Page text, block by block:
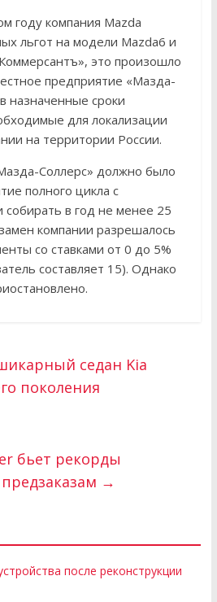
году компания Mazda
льгот на модели Mazda6 и
это произошло
предприятие «Мазда-
назначенные сроки
для локализации
на территории России.
Соллерс» должно было
полного цикла с
собирать в год не менее 25
компании разрешалось
со ставками от 0 до 5%
составляет 15). Однако
седан Kia
поколения
бьет рекорды
→
после реконструкции